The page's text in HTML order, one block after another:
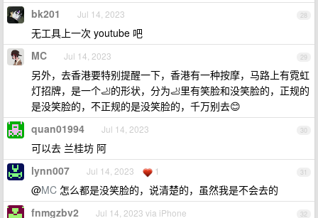
28
bk201 Jul 14, 2023
无工具上一次 youtube 吧
29
MC Jul 14, 2023
另外，去香港要特别提醒一下，香港有一种按摩，马路上有霓虹
灯招牌，是一个🦶的形状，分为🦶里有笑脸和没笑脸的，正规的
是没笑脸的，不正规的是没笑脸的，千万别去😊
30
quan01994 Jul 14, 2023
可以去 兰桂坊 阿
31
lynn007 Jul 14, 2023 1
@MC 怎么都是没笑脸的，说清楚的，虽然我是不会去的
32
fnmgzbv2 Jul 14, 2023 via iPhone